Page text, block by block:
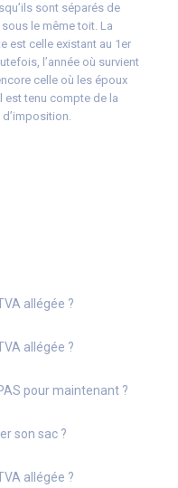
sont séparés de
le même toit. La
est celle existant au 1er
l’année où survient
celle où les époux
est tenu compte de la
allégée ?
allégée ?
pour maintenant ?
son sac ?
allégée ?